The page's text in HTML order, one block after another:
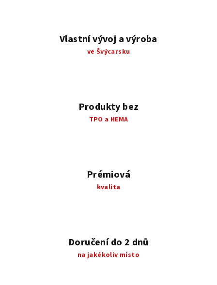
Vlastní vývoj a výroba
ve Švýcarsku
Produkty bez
TPO a HEMA
Prémiová
kvalita
Doručení do 2 dnů
na jakékoliv místo